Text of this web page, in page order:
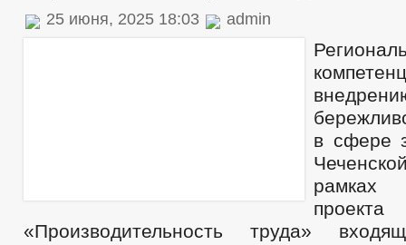
25 июня, 2025 18:03 admin
в сфере
рамках
проекта
«Производительность труда»